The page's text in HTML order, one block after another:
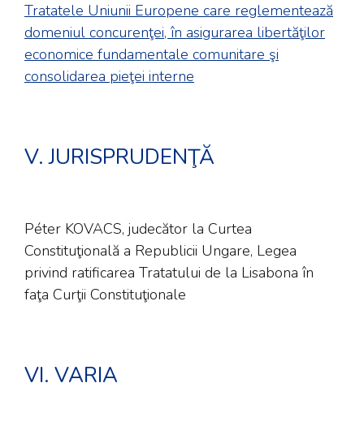
Tratatele Uniunii Europene care reglementează
domeniul concurenţei, în asigurarea libertăţilor
economice fundamentale comunitare şi
consolidarea pieţei interne
V. JURISPRUDENŢĂ
Péter KOVACS, judecător la Curtea
Constituţională a Republicii Ungare, Legea
privind ratificarea Tratatului de la Lisabona în
faţa Curţii Constituţionale
VI. VARIA